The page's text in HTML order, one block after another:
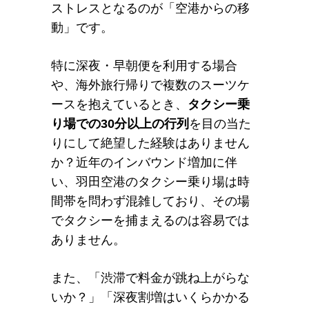
ストレスとなるのが「空港からの移
動」です。
特に深夜・早朝便を利用する場合
や、海外旅行帰りで複数のスーツケ
ースを抱えているとき、 タクシー乗
り場での30分以上の行列 を目の当た
りにして絶望した経験はありません
か？近年のインバウンド増加に伴
い、羽田空港のタクシー乗り場は時
間帯を問わず混雑しており、その場
でタクシーを捕まえるのは容易では
ありません。
また、「渋滞で料金が跳ね上がらな
いか？」「深夜割増はいくらかかる